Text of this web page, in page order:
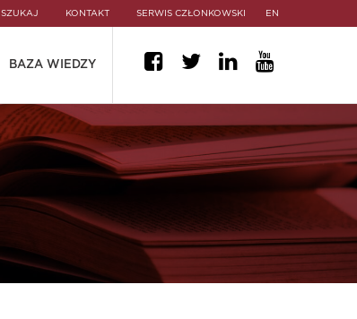
SZUKAJ KONTAKT SERWIS CZŁONKOWSKI EN
BAZA WIEDZY